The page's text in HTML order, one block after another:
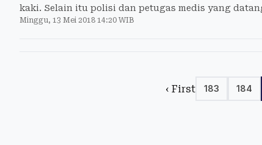
kaki. Selain itu polisi dan petugas medis yang
tanda-tanda kekerasan di tubuh korban.
Minggu, 13 Mei 2018 14:20 WIB
‹ First 183 184